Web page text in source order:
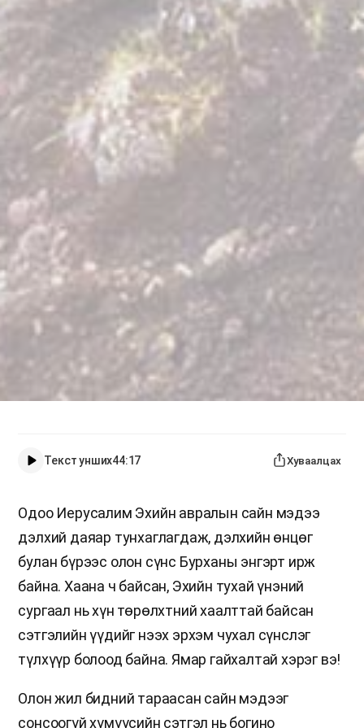
Текст унших44:17 Хуваалцах
Одоо Иерусалим Эхийн авралын сайн мэдээ
дэлхий даяар тунхаглагдаж, дэлхийн өнцөг
булан бүрээс олон сүнс Бурханы энгэрт ирж
байна. Хаана ч байсан, Эхийн тухай үнэний
сургаал нь хүн төрөлхтний хаалттай байсан
сэтгэлийн үүдийг нээх эрхэм чухал сүнслэг
түлхүүр болоод байна. Ямар гайхалтай хэрэг вэ!
Олон жил бидний тараасан сайн мэдээг
сонсоогүй хүмүүсийн сэтгэл нь богино